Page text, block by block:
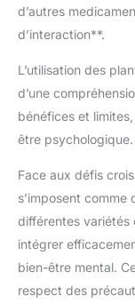
d’autres
d’interaction**.
L’utilisation des
d’une
bénéfices et
être psychologique.
Face aux défis
s’imposent comme
différentes variétés
intégrer
bien-être mental.
respect des